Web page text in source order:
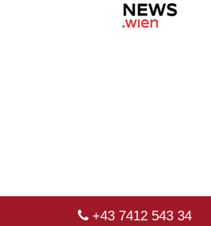
+43 7412 543 34